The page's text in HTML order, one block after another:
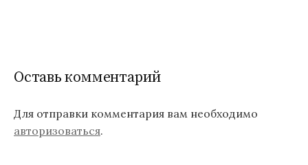
Оставь комментарий
Для отправки комментария вам необходимо
авторизоваться.